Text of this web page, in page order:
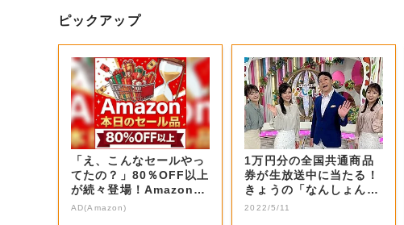
ピックアップ
「え、こんなセールやっ
てたの？」80％OFF以上
が続々登場！Amazonの
本気が...
AD(Amazon)
1万円分の全国共通商品
券が生放送中に当たる！
きょうの「なんしょん？
生電話クイズ」...
2022/5/11